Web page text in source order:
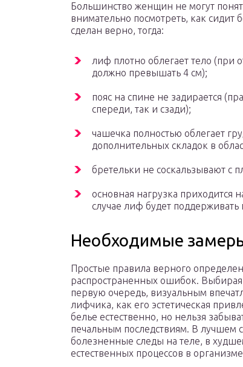
Большинство женщин не могут
внимательно посмотреть, как
сделан верно, тогда:
лиф плотно облегает тело (при
должно превышать 4 см);
пояс на спине не задирается
спереди, так и сзади);
чашечка полностью облегает
дополнительных складок в
бретельки не соскальзывают с
основная нагрузка приходится
случае лиф будет поддерживать
Необходимые
Простые правила верного
распространенных ошибок.
первую очередь, визуальным
лифчика, как его эстетическая
белье естественно, но нельзя
печальным последствиям. В лучшем
болезненные следы на теле, в
естественных процессов в